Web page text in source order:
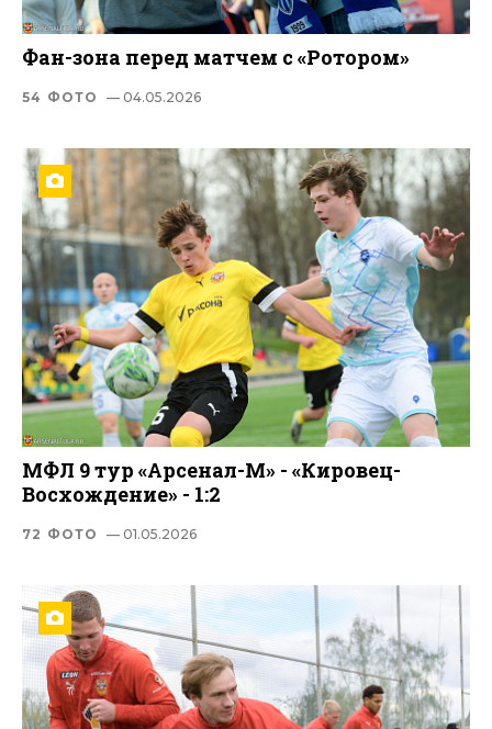
Фан-зона перед матчем с «Ротором»
54 ФОТО — 04.05.2026
МФЛ 9 тур «Арсенал-М» - «Кировец-
Восхождение» - 1:2
72 ФОТО — 01.05.2026